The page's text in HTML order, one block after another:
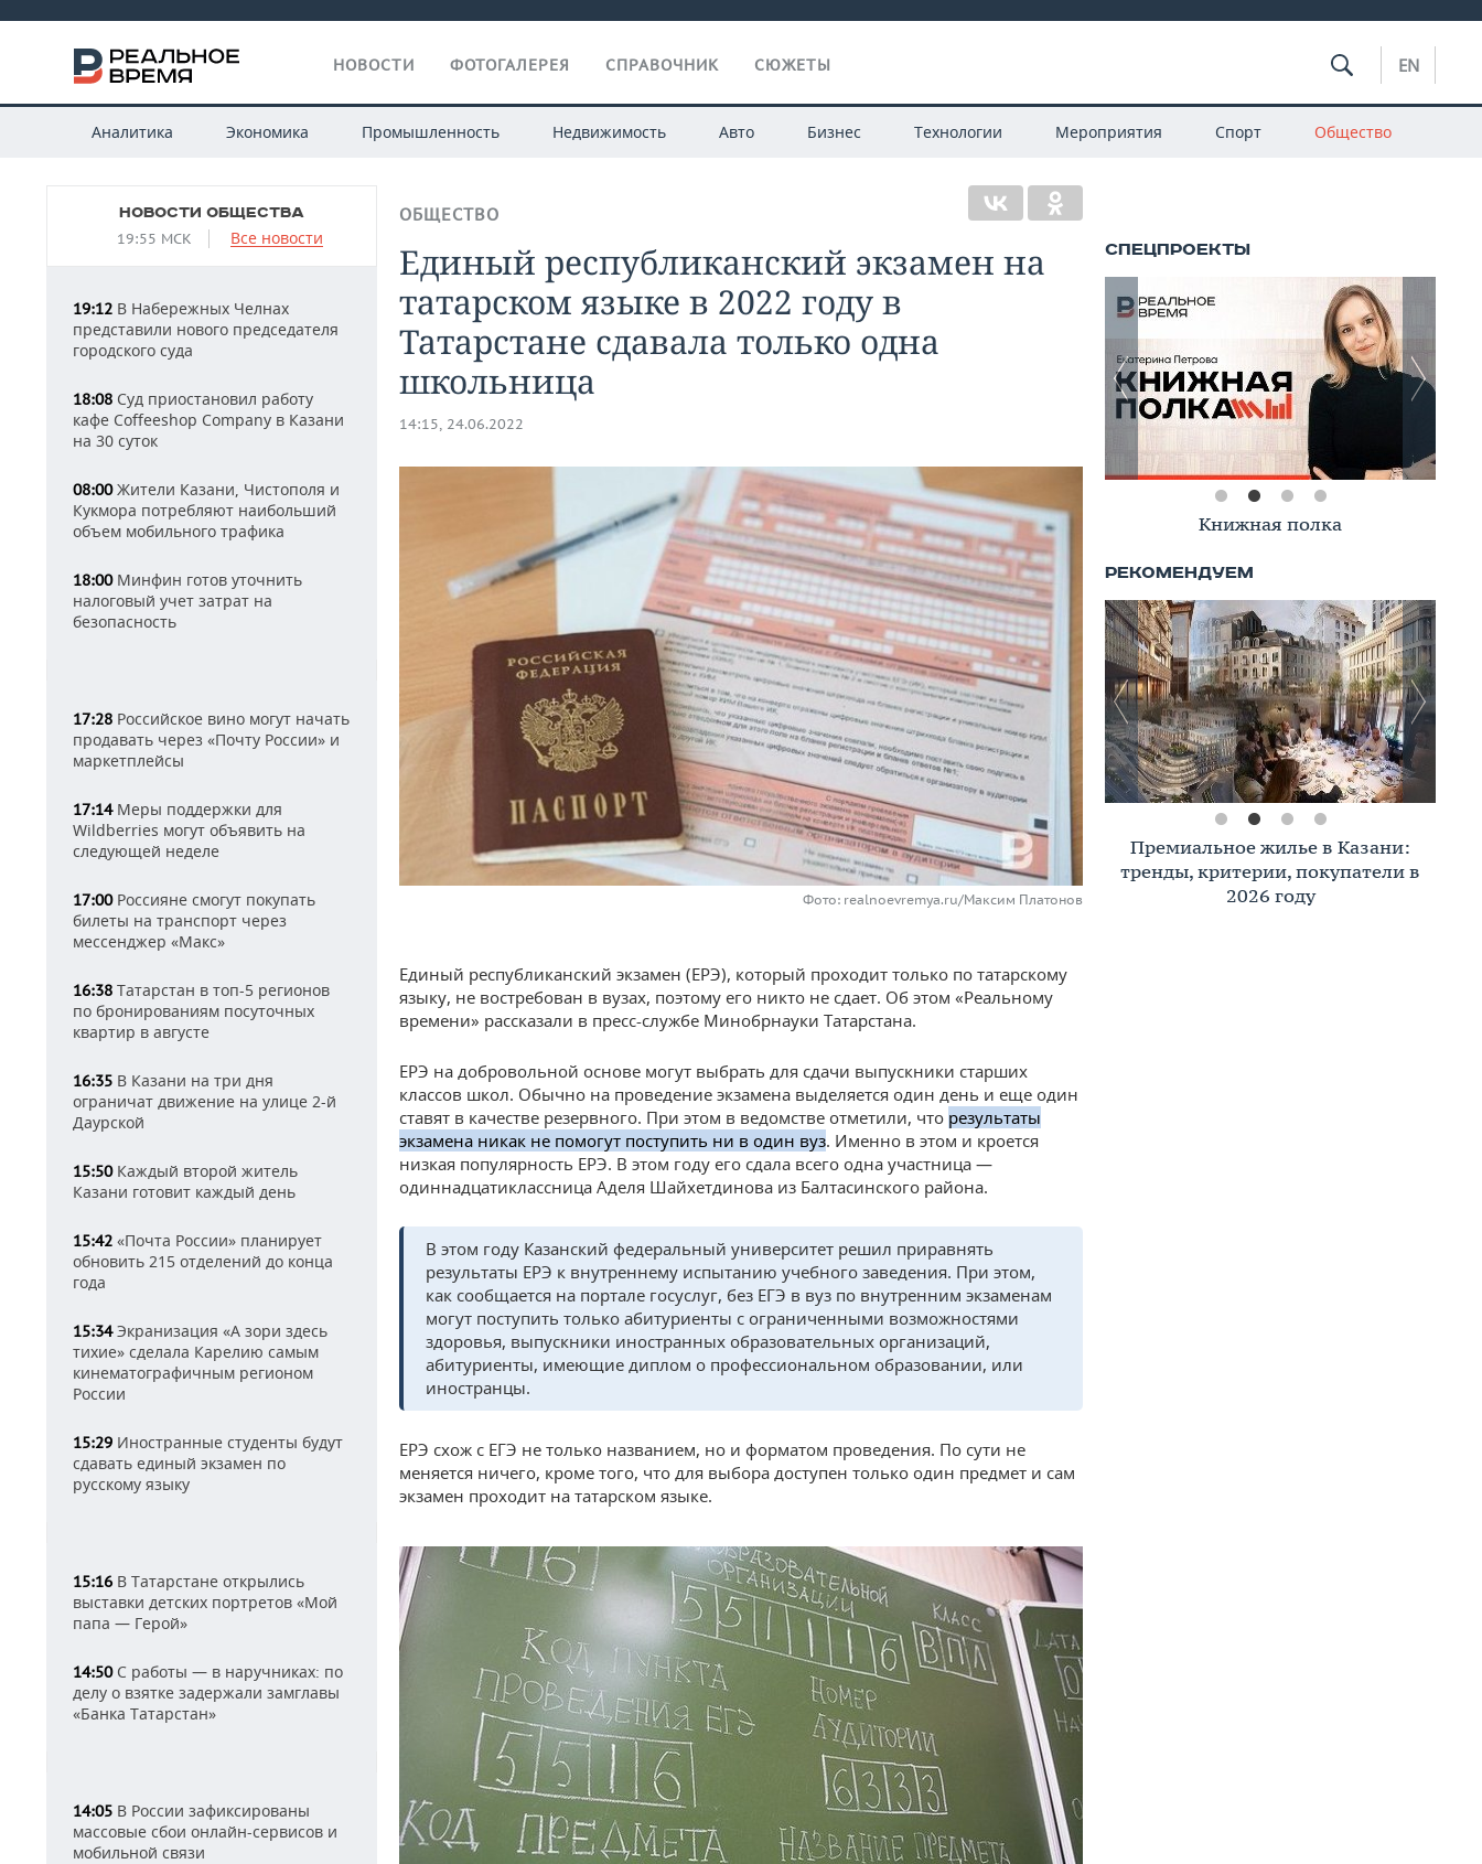
НОВОСТИ ФОТОГАЛЕРЕЯ СПРАВОЧНИК СЮЖЕТЫ EN
Аналитика Экономика Промышленность Недвижимость Авто Бизнес Технологии Мероприятия Спорт Общество
НОВОСТИ ОБЩЕСТВА
19:55 МСК Все новости
19:12 В Набережных Челнах
представили нового председателя
городского суда
18:08 Суд приостановил работу
кафе Coffeeshop Company в Казани
на 30 суток
08:00Жители Казани, Чистополя и
Кукмора потребляют наибольший
объем мобильного трафика
18:00Минфин готов уточнить
налоговый учет затрат на
безопасность
17:28 Российское вино могут начать
продавать через «Почту России» и
маркетплейсы
17:14Меры поддержки для
Wildberries могут объявить на
следующей неделе
17:00Россияне смогут покупать
билеты на транспорт через
мессенджер «Макс»
16:38 Татарстан в топ-5 регионов
по бронированиям посуточных
квартир в августе
16:35 В Казани на три дня
ограничат движение на улице 2-й
Даурской
15:50Каждый второй житель
Казани готовит каждый день
15:42 «Почта России» планирует
обновить 215 отделений до конца
года
15:34Экранизация «А зори здесь
тихие» сделала Карелию самым
кинематографичным регионом
России
15:29 Иностранные студенты будут
сдавать единый экзамен по
русскому языку
15:16 В Татарстане открылись
выставки детских портретов «Мой
папа — Герой»
14:50С работы — в наручниках: по
делу о взятке задержали замглавы
«Банка Татарстан»
14:05 В России зафиксированы
массовые сбои онлайн-сервисов и
мобильной связи
ОБЩЕСТВО
Единый республиканский экзамен на
татарском языке в 2022 году в
Татарстане сдавала только одна
школьница
14:15, 24.06.2022
Фото: realnoevremya.ru/Максим Платонов
Единый республиканский экзамен (ЕРЭ), который проходит только по татарскому
языку, не востребован в вузах, поэтому его никто не сдает. Об этом «Реальному
времени» рассказали в пресс-службе Минобрнауки Татарстана.
ЕРЭ на добровольной основе могут выбрать для сдачи выпускники старших
классов школ. Обычно на проведение экзамена выделяется один день и еще один
ставят в качестве резервного. При этом в ведомстве отметили, что результаты
экзамена никак не помогут поступить ни в один вуз. Именно в этом и кроется
низкая популярность ЕРЭ. В этом году его сдала всего одна участница —
одиннадцатиклассница Аделя Шайхетдинова из Балтасинского района.
В этом году Казанский федеральный университет решил приравнять
результаты ЕРЭ к внутреннему испытанию учебного заведения. При этом,
как сообщается на портале госуслуг, без ЕГЭ в вуз по внутренним экзаменам
могут поступить только абитуриенты с ограниченными возможностями
здоровья, выпускники иностранных образовательных организаций,
абитуриенты, имеющие диплом о профессиональном образовании, или
иностранцы.
ЕРЭ схож с ЕГЭ не только названием, но и форматом проведения. По сути не
меняется ничего, кроме того, что для выбора доступен только один предмет и сам
экзамен проходит на татарском языке.
Книжная полка
Премиальное жилье в Казани:
тренды, критерии, покупатели в
2026 году